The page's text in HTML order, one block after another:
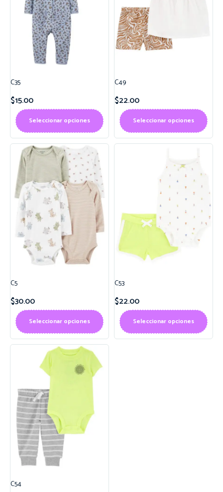
C35
$15.00
Seleccionar opciones
C49
$22.00
Seleccionar opciones
C5
$30.00
Seleccionar opciones
C53
$22.00
Seleccionar opciones
C54